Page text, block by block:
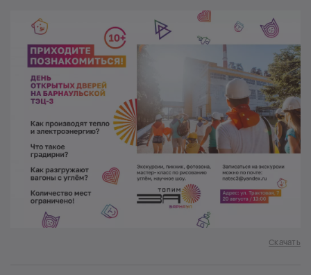
Скачать